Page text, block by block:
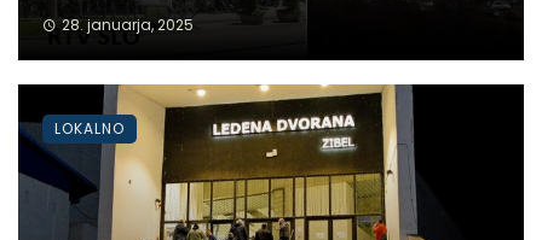
28. januarja, 2025
LOKALNO